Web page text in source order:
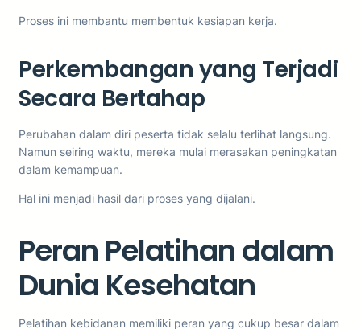
Proses ini membantu membentuk kesiapan kerja.
Perkembangan yang Terjadi
Secara Bertahap
Perubahan dalam diri peserta tidak selalu terlihat langsung.
Namun seiring waktu, mereka mulai merasakan peningkatan
dalam kemampuan.
Hal ini menjadi hasil dari proses yang dijalani.
Peran Pelatihan dalam
Dunia Kesehatan
Pelatihan kebidanan memiliki peran yang cukup besar dalam